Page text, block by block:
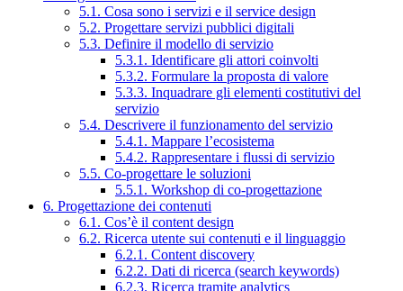
5.1. Cosa sono i servizi e il service design
5.2. Progettare servizi pubblici digitali
5.3. Definire il modello di servizio
5.3.1. Identificare gli attori coinvolti
5.3.2. Formulare la proposta di valore
5.3.3. Inquadrare gli elementi costitutivi del
servizio
5.4. Descrivere il funzionamento del servizio
5.4.1. Mappare l’ecosistema
5.4.2. Rappresentare i flussi di servizio
5.5. Co-progettare le soluzioni
5.5.1. Workshop di co-progettazione
6. Progettazione dei contenuti
6.1. Cos’è il content design
6.2. Ricerca utente sui contenuti e il linguaggio
6.2.1. Content discovery
6.2.2. Dati di ricerca (search keywords)
6.2.3. Ricerca tramite analytics